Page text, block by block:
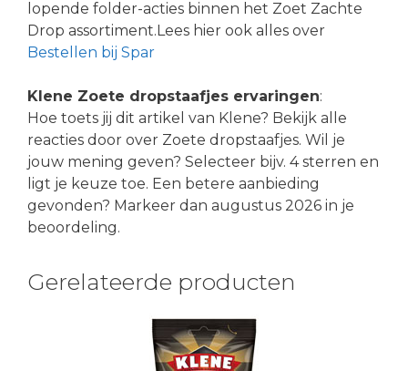
lopende folder-acties binnen het Zoet Zachte
Drop assortiment.Lees hier ook alles over
Bestellen bij Spar
Klene Zoete dropstaafjes ervaringen:
Hoe toets jij dit artikel van Klene? Bekijk alle
reacties door over Zoete dropstaafjes. Wil je
jouw mening geven? Selecteer bijv. 4 sterren en
ligt je keuze toe. Een betere aanbieding
gevonden? Markeer dan augustus 2026 in je
beoordeling.
Gerelateerde producten